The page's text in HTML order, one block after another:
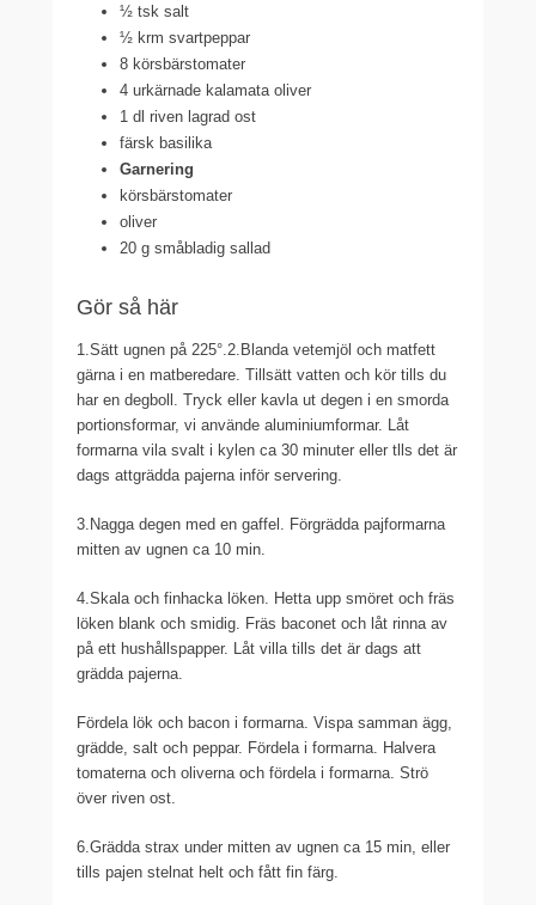
½ tsk salt
½ krm svartpeppar
8 körsbärstomater
4 urkärnade kalamata oliver
1 dl riven lagrad ost
färsk basilika
Garnering
körsbärstomater
oliver
20 g småbladig sallad
Gör så här
1.Sätt ugnen på 225°.2.Blanda vetemjöl och matfett
gärna i en matberedare. Tillsätt vatten och kör tills du
har en degboll. Tryck eller kavla ut degen i en smorda
portionsformar, vi använde aluminiumformar. Låt
formarna vila svalt i kylen ca 30 minuter eller tlls det är
dags attgrädda pajerna inför servering.
3.Nagga degen med en gaffel. Förgrädda pajformarna
mitten av ugnen ca 10 min.
4.Skala och finhacka löken. Hetta upp smöret och fräs
löken blank och smidig. Fräs baconet och låt rinna av
på ett hushållspapper. Låt villa tills det är dags att
grädda pajerna.
Fördela lök och bacon i formarna. Vispa samman ägg,
grädde, salt och peppar. Fördela i formarna. Halvera
tomaterna och oliverna och fördela i formarna. Strö
över riven ost.
6.Grädda strax under mitten av ugnen ca 15 min, eller
tills pajen stelnat helt och fått fin färg.